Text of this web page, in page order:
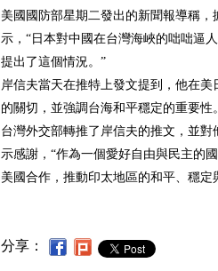
美國國防部星期二發出的新聞報導稱，
示，“日本對中國在台灣海峽的咄咄逼
提出了這個情況。”
岸信夫當天在推特上發文提到，他在
的關切，並強調台海和平穩定的重要性
台灣外交部轉推了岸信夫的推文，並
示感謝，“作為一個愛好自由與民主的
美國合作，推動印太地區的和平、穩定
分享：